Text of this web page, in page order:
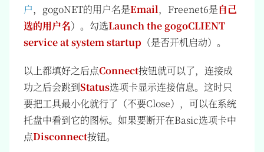
户，gogoNET的用户名是Email，Freenet6是自己
选的用户名）。勾选Launch the gogoCLIENT
service at system startup （是否开机启动）。
以上都填好之后点Connect按钮就可以了，连接成
功之后会跳到Status选项卡显示连接信息。这时只
要把工具最小化就行了（不要Close），可以在系统
托盘中看到它的图标。如果要断开在Basic选项卡中
点Disconnect按钮。